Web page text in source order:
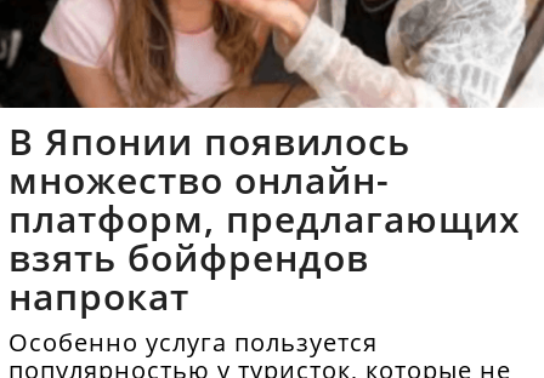
В Японии появилось
множество онлайн-
платформ, предлагающих
взять бойфрендов
напрокат
Особенно услуга пользуется
популярностью у туристок, которые не